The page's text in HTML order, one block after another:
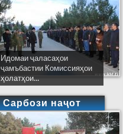
Идомаи ҷаласаҳои
ҷамъбастии Комиссияҳои
ҳолатҳои...
Сарбози наҷот